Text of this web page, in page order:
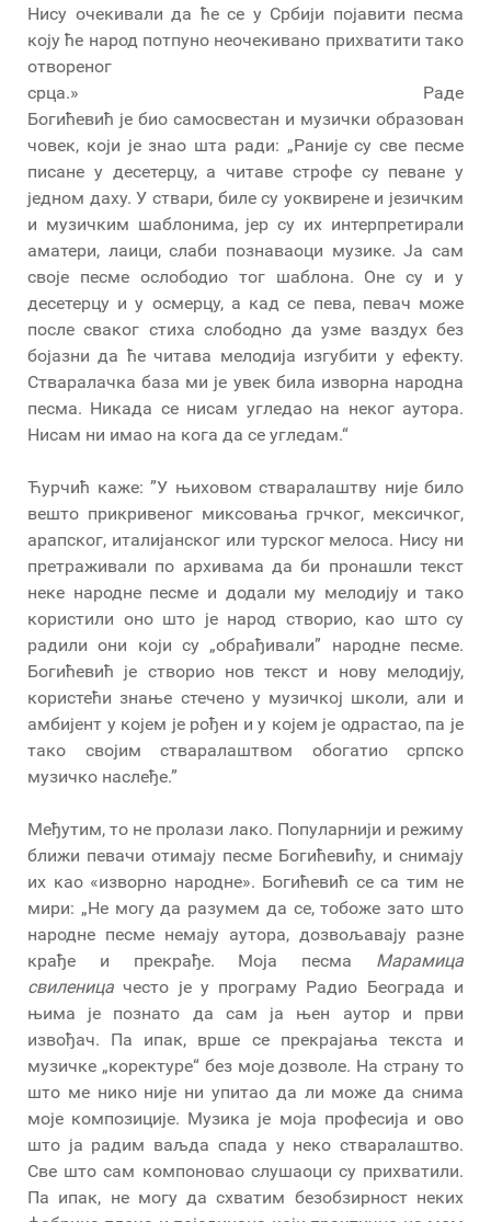
Нису очекивали да ће се у Србији појавити песма
коју ће народ потпуно неочекивано прихватити тако
отвореног
срца.» Раде
Богићевић је био самосвестан и музички образован
човек, који је знао шта ради: „Раније су све песме
писане у десетерцу, а читаве строфе су певане у
једном даху. У ствари, биле су уоквирене и језичким
и музичким шаблонима, јер су их интерпретирали
аматери, лаици, слаби познаваоци музике. Ја сам
своје песме ослободио тог шаблона. Оне су и у
десетерцу и у осмерцу, а кад се пева, певач може
после сваког стиха слободно да узме ваздух без
бојазни да ће читава мелодија изгубити у ефекту.
Стваралачка база ми је увек била изворна народна
песма. Никада се нисам угледао на неког аутора.
Нисам ни имао на кога да се угледам.“
Ћурчић каже: ”У њиховом стваралаштву није било
вешто прикривеног миксовања грчког, мексичког,
арапског, италијанског или турског мелоса. Нису ни
претраживали по архивама да би пронашли текст
неке народне песме и додали му мелодију и тако
користили оно што је народ створио, као што су
радили они који су „обрађивали” народне песме.
Богићевић је створио нов текст и нову мелодију,
користећи знање стечено у музичкој школи, али и
амбијент у којем је рођен и у којем је одрастао, па је
тако својим стваралаштвом обогатио српско
музичко наслеђе.”
Међутим, то не пролази лако. Популарнији и режиму
ближи певачи отимају песме Богићевићу, и снимају
их као «изворно народне». Богићевић се са тим не
мири: „Не могу да разумем да се, тобоже зато што
народне песме немају аутора, дозвољавају разне
крађе и прекрађе. Моја песма Марамица
свиленица често је у програму Радио Београда и
њима је познато да сам ја њен аутор и први
извођач. Па ипак, врше се прекрајања текста и
музичке „коректуре“ без моје дозволе. На страну то
што ме нико није ни упитао да ли може да снима
моје композиције. Музика је моја професија и ово
што ја радим ваљда спада у неко стваралаштво.
Све што сам компоновао слушаоци су прихватили.
Па ипак, не могу да схватим безобзирност неких